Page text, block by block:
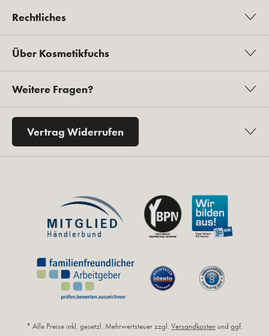
Rechtliches
Über Kosmetikfuchs
Weitere Fragen?
Vertrag Widerrufen
* Alle Preise inkl. gesetzl. Mehrwertsteuer zzgl. Versandkosten und ggf.